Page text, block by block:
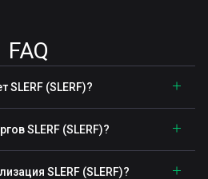
FAQ
(SLERF)?
SLERF (SLERF)?
SLERF (SLERF)?